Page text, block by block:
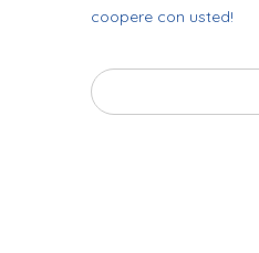
coopere con usted!